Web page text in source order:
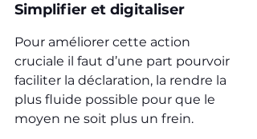
Simplifier et digitaliser
Pour améliorer cette action
cruciale il faut d’une part pourvoir
faciliter la déclaration, la rendre la
plus fluide possible pour que le
moyen ne soit plus un frein.